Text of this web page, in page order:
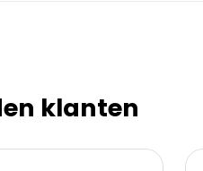
klanten